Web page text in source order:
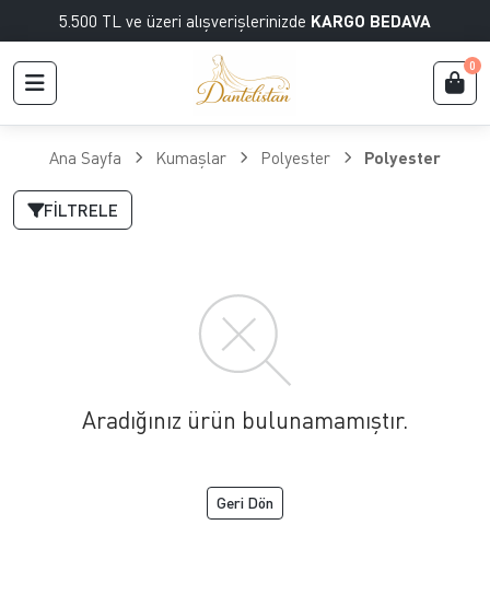
5.500 TL ve üzeri alışverişlerinizde KARGO BEDAVA
0
Ana Sayfa Kumaşlar Polyester Polyester
FILTRELE
Aradığınız ürün bulunamamıştır.
Geri Dön